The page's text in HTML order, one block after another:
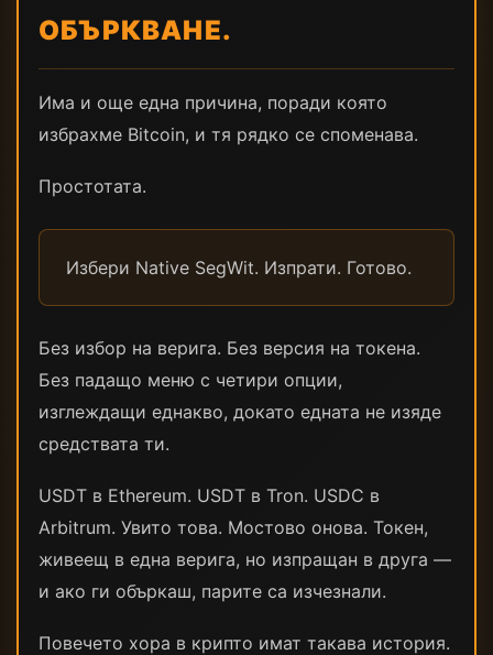
ОБЪРКВАНЕ.
Има и още една причина, поради която
избрахме Bitcoin, и тя рядко се споменава.
Простотата.
Избери Native SegWit. Изпрати. Готово.
Без избор на верига. Без версия на токена.
Без падащо меню с четири опции,
изглеждащи еднакво, докато едната не изяде
средствата ти.
USDT в Ethereum. USDT в Tron. USDC в
Arbitrum. Увито това. Мостово онова. Токен,
живеещ в една верига, но изпращан в друга —
и ако ги объркаш, парите са изчезнали.
Повечето хора в крипто имат такава история.